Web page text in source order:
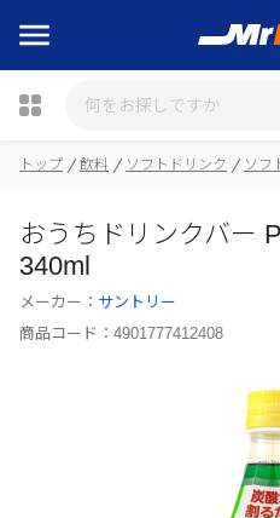
トップ 飲料 ソフトドリンク ソフ
おうちドリンクバー
340ml
メーカー： サントリー
商品コード： 4901777412408